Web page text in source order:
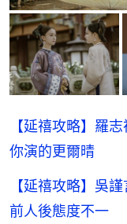
【延禧攻略】羅
你演的更爾晴
【延禧攻略】吳
前人後態度不一